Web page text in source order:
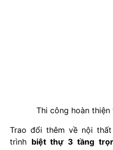
Thi công hoàn
Trao đổi thêm về nội
trình biệt thự 3 tầng